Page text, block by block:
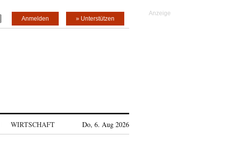
» Unterstützen
Anmelden
WIRTSCHAFT Do, 6. Aug 2026